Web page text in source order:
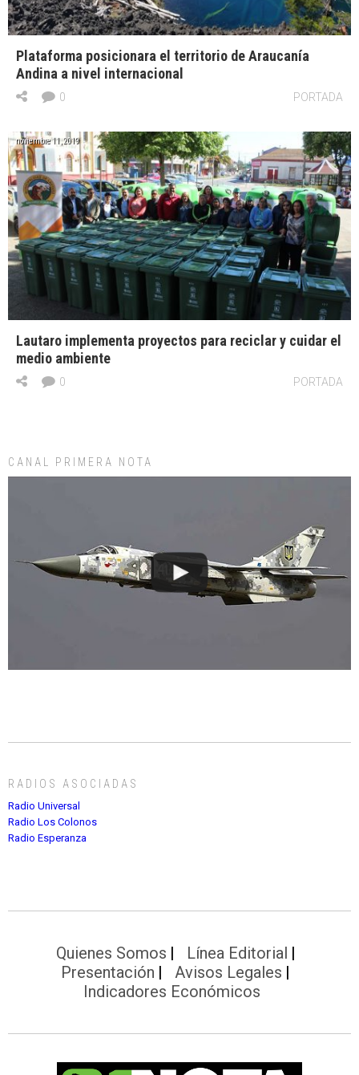
Plataforma posicionara el territorio de Araucanía
Andina a nivel internacional
PORTADA
0
noviembre 11, 2019
Lautaro implementa proyectos para reciclar y cuidar el
medio ambiente
PORTADA
0
CANAL PRIMERA NOTA
RADIOS ASOCIADAS
Radio Universal
Radio Los Colonos
Radio Esperanza
Quienes Somos
Línea Editorial
Presentación
Avisos Legales
Indicadores Económicos